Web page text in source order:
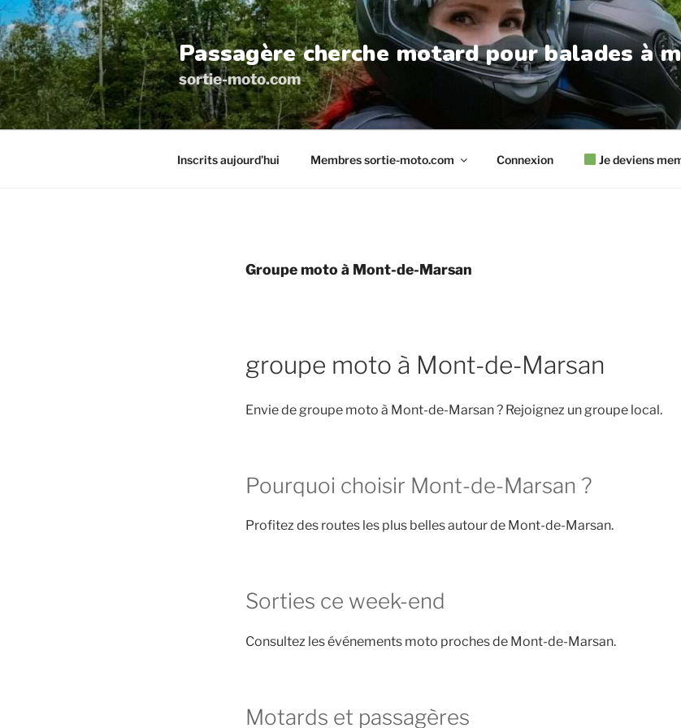
Aller
au
contenu
principal
Passagère cherche motard pour balades à
sortie-moto.com
Inscrits aujourd’hui Membres sortie-moto.com Connexion Je deviens
Groupe moto à Mont-de-Marsan
groupe moto à Mont-de-Marsan
Envie de groupe moto à Mont-de-Marsan ? Rejoignez un groupe local.
Pourquoi choisir Mont-de-Marsan ?
Profitez des routes les plus belles autour de Mont-de-Marsan.
Sorties ce week-end
Consultez les événements moto proches de Mont-de-Marsan.
Motards et passagères